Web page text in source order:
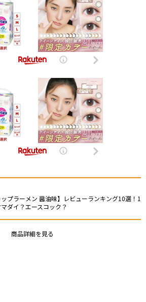
ップラーメン 醤油味】レビューランキング10選！1
ダイ？エースコック？
商品詳細を見る